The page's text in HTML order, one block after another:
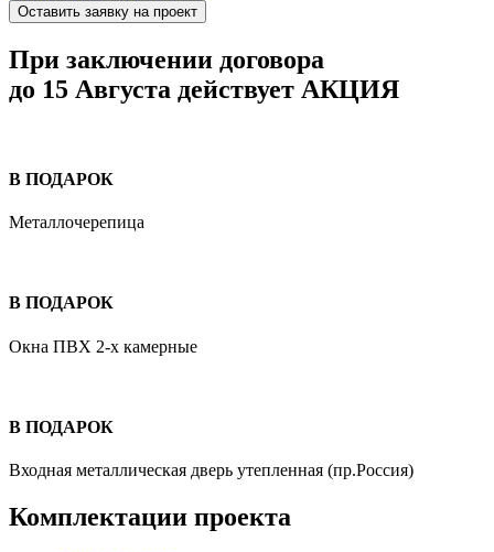
Оставить заявку на проект
При заключении договора
до 15 Августа действует АКЦИЯ
В ПОДАРОК
Металлочерепица
В ПОДАРОК
Окна ПВХ 2-х камерные
В ПОДАРОК
Входная металлическая дверь утепленная (пр.Россия)
Комплектации проекта